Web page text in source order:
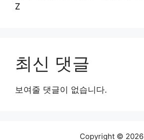
Z
최신 댓글
보여줄 댓글이 없습니다.
Copyright © 2026